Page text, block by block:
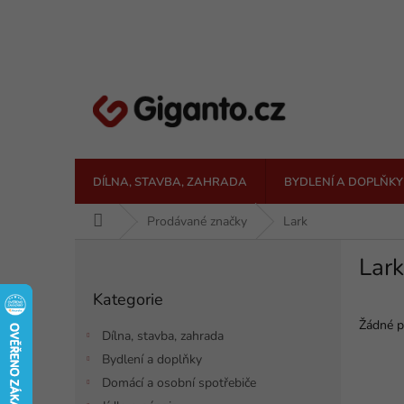
DÍLNA, STAVBA, ZAHRADA BYDLENÍ A DOPLŇKY
Prodávané značky Lark
kategorie
Kategorie
Dílna, stavba, zahrada
Bydlení a doplňky
Domácí a osobní spotřebiče
Lark
Žádné